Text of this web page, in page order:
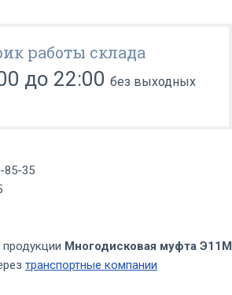
работы склада
до 22:00 без выходных
85-35
Многодисковая муфта Э11М
транспортные компании